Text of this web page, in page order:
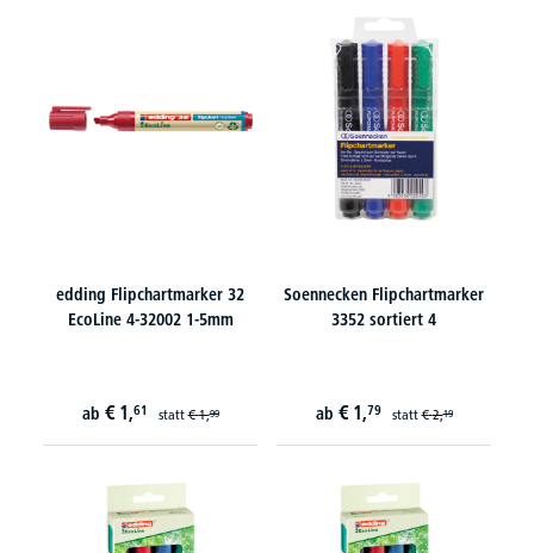
edding Flipchartmarker 32
EcoLine 4-32002 1-5mm
ab € 1,61 statt€ 1,99
Soennecken Flipchartmarker
3352 sortiert 4
ab € 1,79 statt€ 2,19